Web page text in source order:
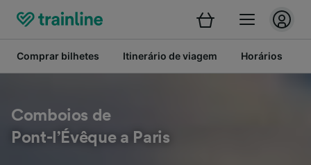
Comprar bilhetes Itinerário de viagem Horários
Comboios de
Pont-l’Évêque a Paris